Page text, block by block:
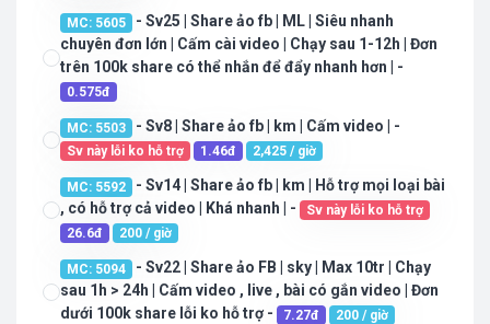
MC: 5605
- Sv25 | Share ảo fb | ML | Siêu nhanh
chuyên đơn lớn | Cấm cài video | Chạy sau 1-12h | Đơn
trên 100k share có thể nhắn để đẩy nhanh hơn | -
0.575đ
MC: 5503 - Sv8 | Share ảo fb | km | Cấm video | -
Sv này lỗi ko hỗ trợ 1.46đ 2,425 / giờ
MC: 5592
- Sv14 | Share ảo fb | km | Hỗ trợ mọi loại bài
, có hỗ trợ cả video | Khá nhanh | -
Sv này lỗi ko hỗ trợ
26.6đ
200 / giờ
MC: 5094
- Sv22 | Share ảo FB | sky | Max 10tr | Chạy
sau 1h > 24h | Cấm video , live , bài có gắn video | Đơn
dưới 100k share lỗi ko hỗ trợ -
7.27đ 200 / giờ